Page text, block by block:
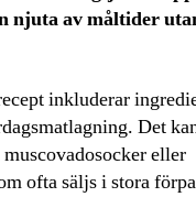
njuta av måltider
inkluderar
Det
eller
ofta säljs i stora